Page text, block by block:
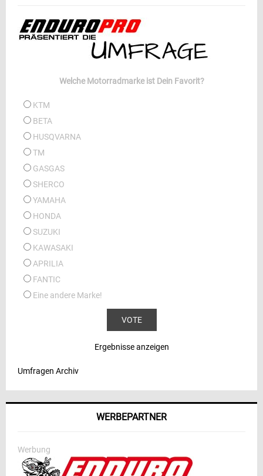
Welche Motorradmarke ist Dein Favorit?
KTM
BETA
HUSQVARNA
TM
GASGAS
SHERCO
YAMAHA
HONDA
SUZUKI
KAWASAKI
APRILIA
FANTIC
Eine andere Marke!
Ergebnisse anzeigen
Umfragen Archiv
WERBEPARTNER
Werbung